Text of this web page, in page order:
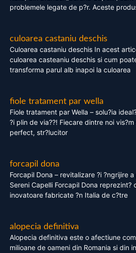
problemele legate de p?r. Aceste
culoarea castaniu deschis
Culoarea castaniu deschis In acest
culoarea casteaniu deschis si cum
transforma parul alb inapoi la culoarea
fiole tratament par wella
Fiole tratament par Wella – solu?ia
?i plin de via??! Fiecare dintre noi
perfect, str?lucitor
forcapil dona
Forcapil Dona – revitalizare ?i ?ngrijire
Sereni Capelli Forcapil Dona reprezint?
inovatoare fabricate ?n Italia de c?tre
alopecia definitiva
Alopecia definitiva este o afectiune
milioane de oameni din Romania si din